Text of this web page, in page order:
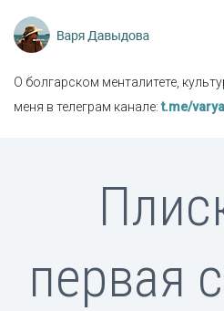
О болгарском менталитете,
меня в телеграм канале:t.me/
первая